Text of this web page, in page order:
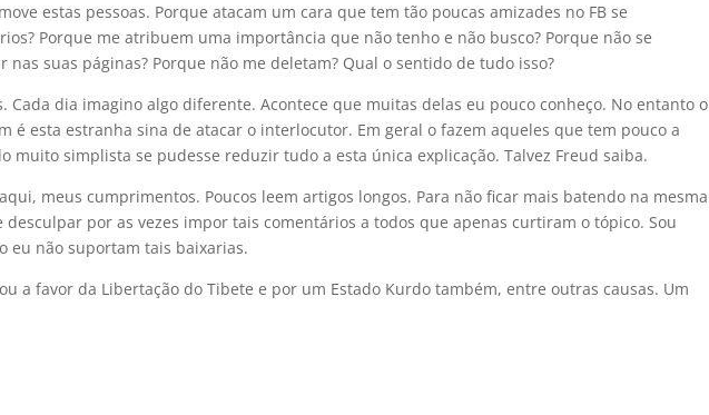
estas pessoas. Porque atacam um cara que tem tão poucas amizades no FB se
Porque me atribuem uma importância que não tenho e não busco? Porque não se
suas páginas? Porque não me deletam? Qual o sentido de tudo isso?
Cada dia imagino algo diferente. Acontece que muitas delas eu pouco conheço. No entanto o
é esta estranha sina de atacar o interlocutor. Em geral o fazem aqueles que tem pouco a
muito simplista se pudesse reduzir tudo a esta única explicação. Talvez Freud saiba.
meus cumprimentos. Poucos leem artigos longos. Para não ficar mais batendo na mesma
desculpar por as vezes impor tais comentários a todos que apenas curtiram o tópico. Sou
eu não suportam tais baixarias.
a favor da Libertação do Tibete e por um Estado Kurdo também, entre outras causas. Um